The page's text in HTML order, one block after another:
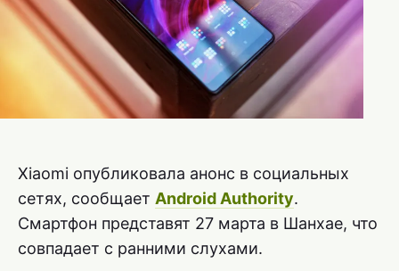
Xiaomi опубликовала анонс в социальных
сетях, сообщает Android Authority.
Смартфон представят 27 марта в Шанхае, что
совпадает с ранними слухами.